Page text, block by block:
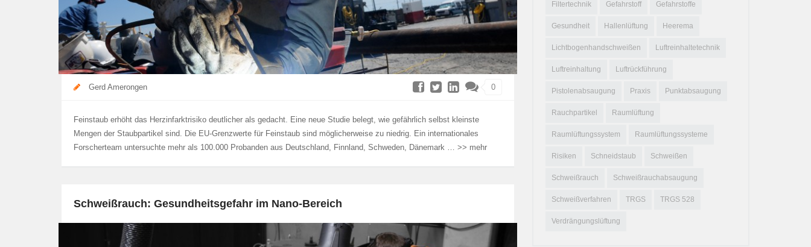
Gerd Amerongen 0
Feinstaub erhöht das Herzinfarktrisiko deutlicher als gedacht. Eine neue Studie belegt, wie gefährlich selbst kleinste
Mengen der Staubpartikel sind. Die EU-Grenzwerte für Feinstaub sind möglicherweise zu niedrig. Ein internationales
Forscherteam untersuchte mehr als 100.000 Probanden aus Deutschland, Finnland, Schweden, Dänemark … >> mehr
Schweißrauch: Gesundheitsgefahr im Nano-Bereich
Filtertechnik Gefahrstoff Gefahrstoffe
Gesundheit Hallenlüftung Heerema
Lichtbogenhandschweißen Luftreinhaltetechnik
Luftreinhaltung Luftrückführung
Pistolenabsaugung Praxis Punktabsaugung
Rauchpartikel Raumlüftung
Raumlüftungssystem Raumlüftungssysteme
Risiken Schneidstaub Schweißen
Schweißrauch Schweißrauchabsaugung
Schweißverfahren TRGS TRGS 528
Verdrängungslüftung